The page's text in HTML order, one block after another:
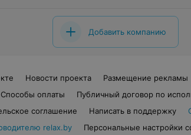
Добавить компанию
Новости проекта Размещение рекламы
Способы оплаты
Публичный договор по
соглашение
Написать в поддержку
relax.by
Персональные настройки